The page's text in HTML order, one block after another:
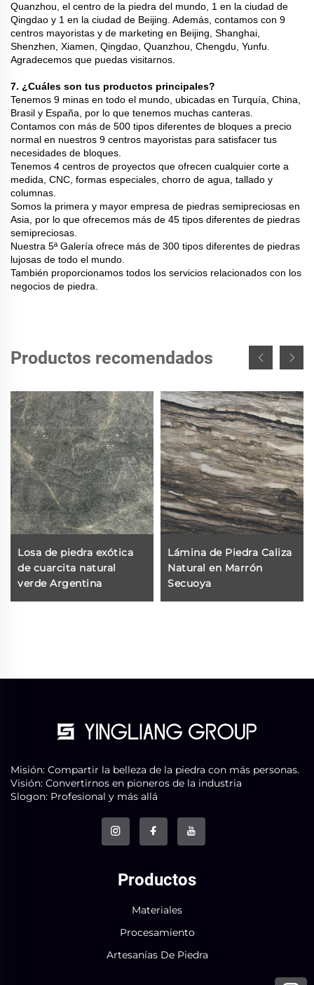
Quanzhou, el centro de la piedra del mundo, 1 en la ciudad de
Qingdao y 1 en la ciudad de Beijing. Además, contamos con 9
centros mayoristas y de marketing en Beijing, Shanghai,
Shenzhen, Xiamen, Qingdao, Quanzhou, Chengdu, Yunfu.
Agradecemos que puedas visitarnos.
7. ¿Cuáles son tus productos principales?
Tenemos 9 minas en todo el mundo, ubicadas en Turquía, China,
Brasil y España, por lo que tenemos muchas canteras.
Contamos con más de 500 tipos diferentes de bloques a precio
normal en nuestros 9 centros mayoristas para satisfacer tus
necesidades de bloques.
Tenemos 4 centros de proyectos que ofrecen cualquier corte a
medida, CNC, formas especiales, chorro de agua, tallado y
columnas.
Somos la primera y mayor empresa de piedras semipreciosas en
Asia, por lo que ofrecemos más de 45 tipos diferentes de piedras
semipreciosas.
Nuestra 5ª Galería ofrece más de 300 tipos diferentes de piedras
lujosas de todo el mundo.
También proporcionamos todos los servicios relacionados con los
negocios de piedra.
Productos recomendados
Losa de piedra exótica
de cuarcita natural
verde Argentina
Lámina de Piedra Caliza
Natural en Marrón
Secuoya
Misión: Compartir la belleza de la piedra con más personas.
Visión: Convertirnos en pioneros de la industria
Slogon: Profesional y más allá
Productos
Materiales
Procesamiento
Artesanías De Piedra